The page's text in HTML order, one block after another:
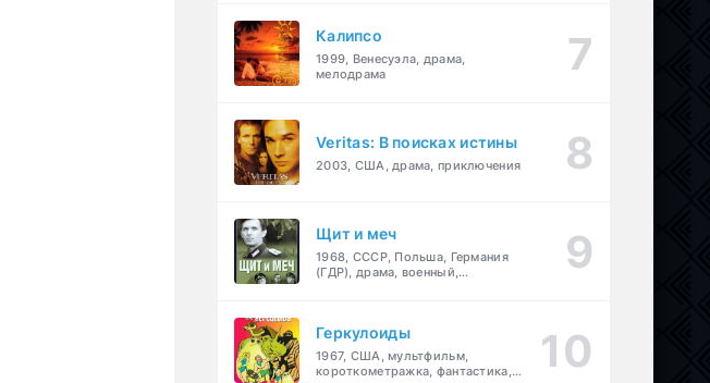
Калипсо
1999, Венесуэла, драма,
мелодрама
Veritas: В поисках истины
2003, США, драма, приключения
Щит и меч
1968, СССР, Польша, Германия
(ГДР), драма, военный,
Геркулоиды
1967, США, мультфильм,
короткометражка, фантастика,